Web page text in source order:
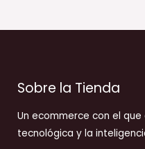
Sobre la Tienda
Un ecommerce con el
tecnológica y la